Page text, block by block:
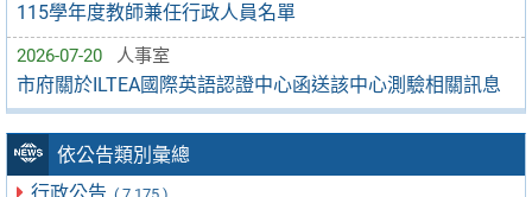
115學年度教師兼任行政人員名單
2026-07-20 人事室
市府關於ILTEA國際英語認證中心函送該中心測驗相關訊息
依公告類別彙總